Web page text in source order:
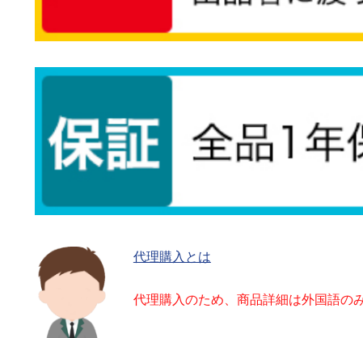
代理購入とは
代理購入のため、商品詳細は外国語の